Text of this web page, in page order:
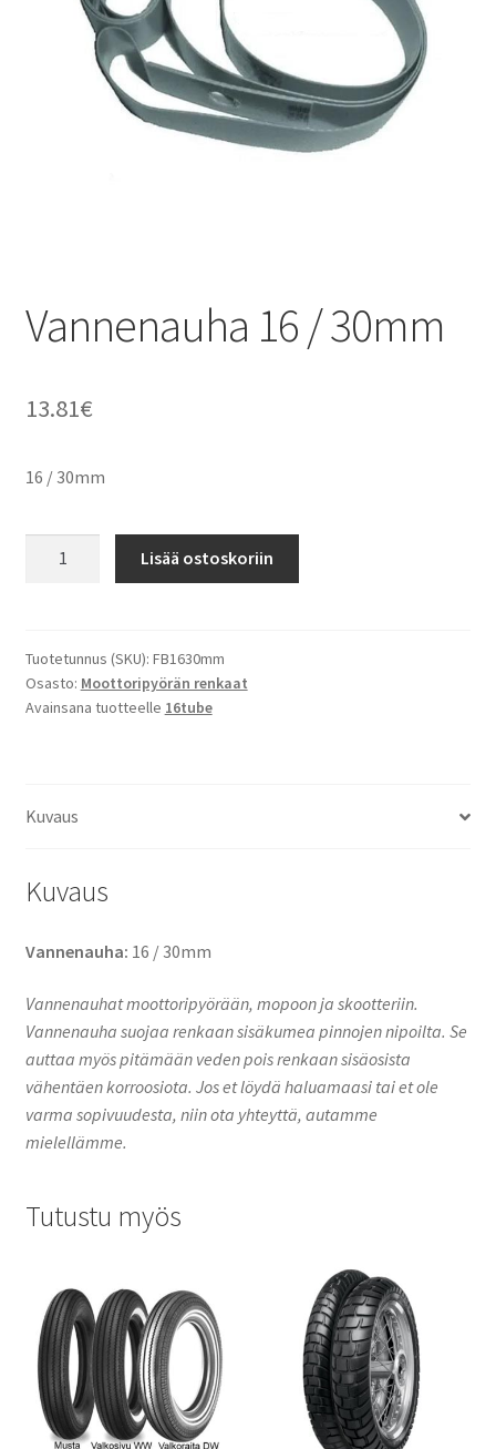
Vannenauha 16 / 30mm
13.81€
16 / 30mm
määrä
Lisää ostoskoriin
Tuotetunnus (SKU): FB1630mm
Osasto: Moottoripyörän renkaat
Avainsana tuotteelle 16tube
Kuvaus
Kuvaus
Vannenauha: 16 / 30mm
Vannenauhat moottoripyörään, mopoon ja skootteriin.
Vannenauha suojaa renkaan sisäkumea pinnojen nipoilta. Se
auttaa myös pitämään veden pois renkaan sisäosista
vähentäen korroosiota. Jos et löydä haluamaasi tai et ole
varma sopivuudesta, niin ota yhteyttä, autamme
mielellämme.
Tutustu myös